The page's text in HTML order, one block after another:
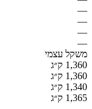
—
—
—
—
משקל עצמי
1,360 ק״ג
1,360 ק״ג
1,340 ק״ג
1,365 ק״ג